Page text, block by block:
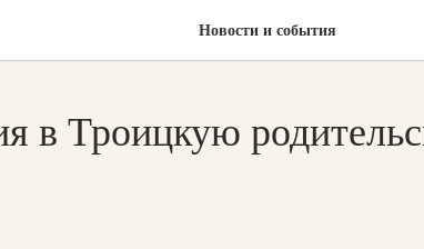
Новости и события
в Троицкую